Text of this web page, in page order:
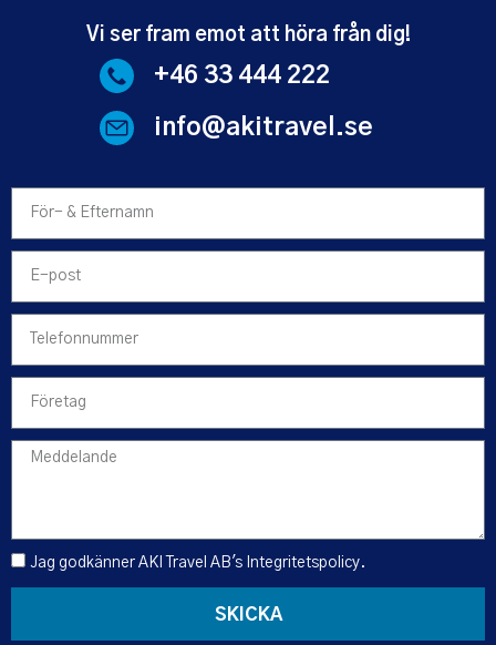
Vi ser fram emot att höra från dig!
+46 33 444 222
info@akitravel.se
Jag godkänner AKI Travel AB's Integritetspolicy.
SKICKA